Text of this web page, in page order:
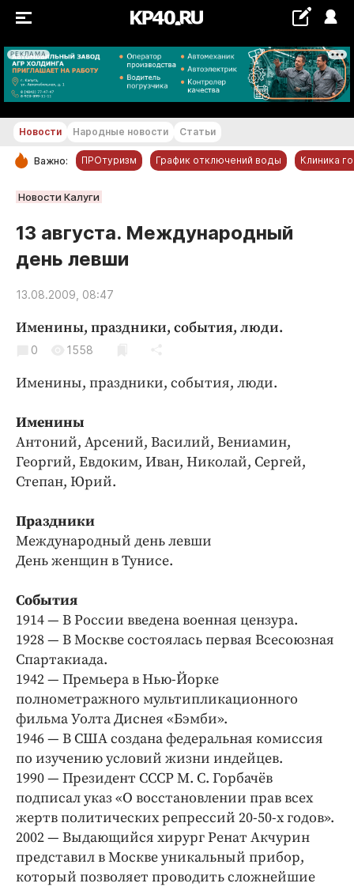
РЕКЛАМА
+19...+20 °С
РУБРИКИ
Новости компаний
Статьи
Народные новости
Благоустройство
Культура
Образование
Общество
Погода
Происшествия
Спорт
ПРОЕКТЫ
Блоги
Издания
Медиаперсона
Интересное чтиво
Клиника года
Бренд года
Работодатель года
Новости Народные новости Статьи
Важно: ПРОтуризм График отключений воды Клиника
Новости Калуги
13 августа. Международный
день левши
13.08.2009, 08:47
Именины, праздники, события, люди.
0 1558
Именины, праздники, события, люди.
Именины
Антоний, Арсений, Василий, Вениамин,
Георгий, Евдоким, Иван, Николай, Сергей,
Степан, Юрий.
Праздники
Международный день левши
День женщин в Тунисе.
События
1914 — В России введена военная цензура.
1928 — В Москве состоялась первая Всесоюзная
Спартакиада.
1942 — Премьера в Нью-Йорке
полнометражного мультипликационного
фильма Уолта Диснея «Бэмби».
1946 — В США создана федеральная комиссия
по изучению условий жизни индейцев.
1990 — Президент СССР М. С. Горбачёв
подписал указ «О восстановлении прав всех
жертв политических репрессий 20-50-х годов».
2002 — Выдающийся хирург Ренат Акчурин
представил в Москве уникальный прибор,
который позволяет проводить сложнейшие